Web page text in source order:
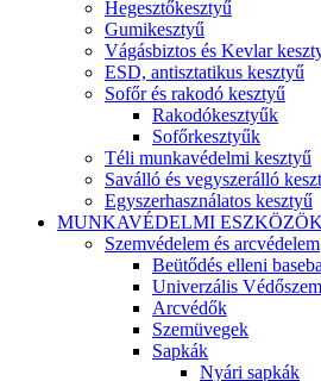
Hegesztőkesztyű
Gumikesztyű
Vágásbiztos és Kevlar
ESD, antisztatikus kesztyű
Sofőr és rakodó kesztyű
Rakodókesztyűk
Sofőrkesztyűk
Téli munkavédelmi kesztyű
Saválló és vegyszerálló
Egyszerhasználatos kesztyű
MUNKAVÉDELMI ESZKÖZÖK
Szemvédelem és arcvédelem
Beütődés elleni
Univerzális
Arcvédők
Szemüvegek
Sapkák
Nyári sapkák